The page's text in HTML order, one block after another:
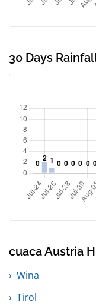
30 Days
cuaca Austria
Wina
Tirol